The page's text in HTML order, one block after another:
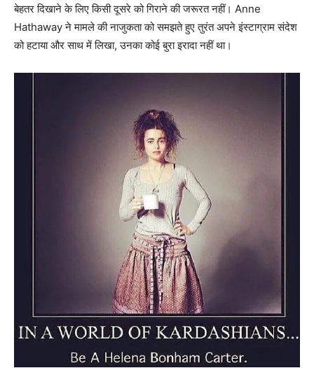
बेहतर दिखाने के लिए किसी दूसरे को गिराने की जरूरत नहीं। Anne
Hathaway ने मामले की नाजुकता को समझते हुए तुरंत अपने इंस्‍टाग्राम संदेश
को हटाया और साथ में लिखा, उनका कोई बुरा इरादा नहीं था।